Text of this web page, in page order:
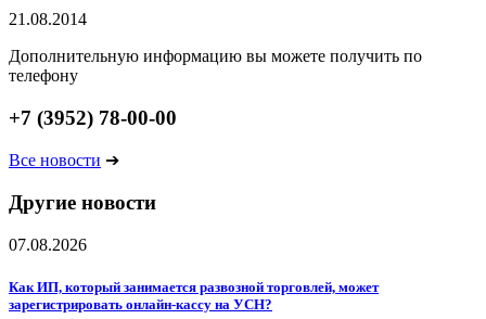
21.08.2014
Дополнительную информацию вы можете получить по
телефону
+7 (3952) 78-00-00
Все новости ➔
Другие новости
07.08.2026
Как ИП, который занимается развозной торговлей, может
зарегистрировать онлайн-кассу на УСН?